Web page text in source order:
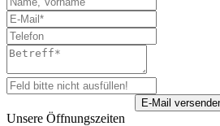
Unsere Öffnungszeiten